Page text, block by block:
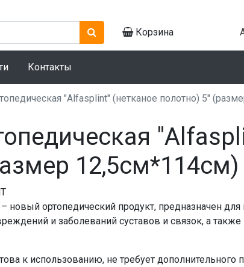
Корзина
Контакты
"Alfasplint" (нетканое полотно) 5"
12,5см*114см)
новый ортопедический продукт, предназначен
и заболеваний суставов и связок, а
к использованию, не требует дополнительного